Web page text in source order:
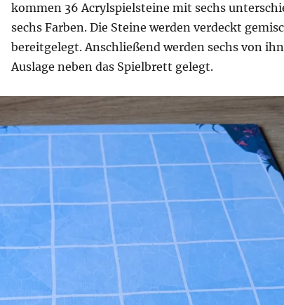
kommen 36 Acrylspielsteine mit sechs
sechs Farben. Die Steine werden verdeckt
bereitgelegt. Anschließend werden sechs von
Auslage neben das Spielbrett gelegt.